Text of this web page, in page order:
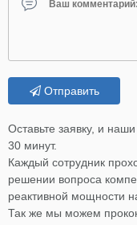
Отправить
Оставьте заявку, и
30 минут.
Каждый сотрудник
решении вопроса
реактивной мощности
Так же мы можем